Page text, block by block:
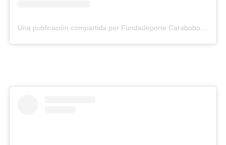
Una publicación compartida por Fundadeporte Carabobo (@fundadeporte)